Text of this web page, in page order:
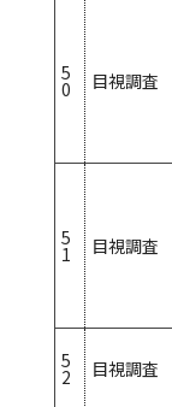
5
0 目視調査
5
1 目視調査
5
2 目視調査